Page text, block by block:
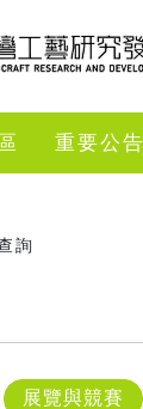
重要公告
詢
展覽與競賽